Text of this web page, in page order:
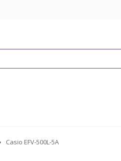
Casio EFV-500L-5A